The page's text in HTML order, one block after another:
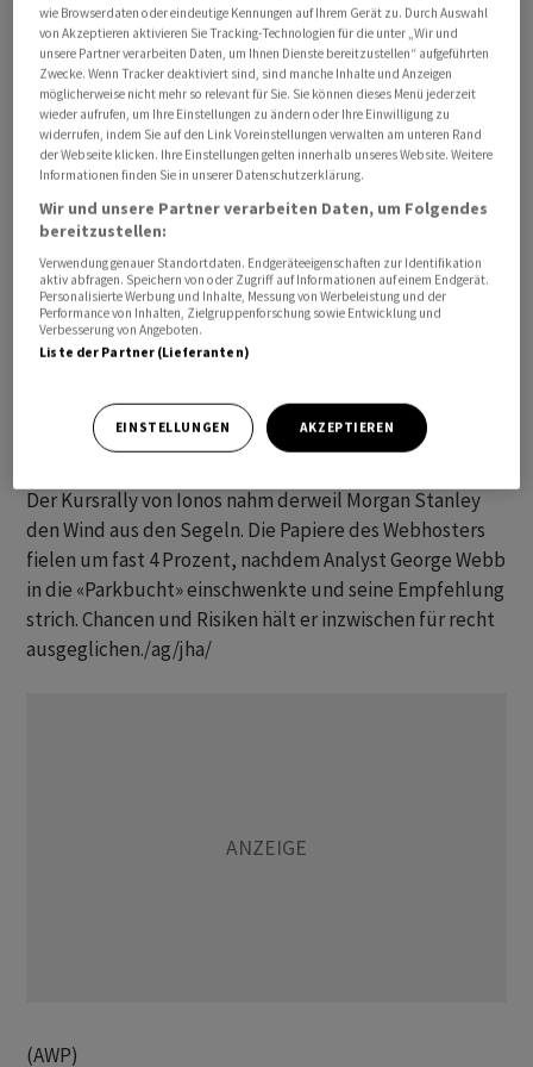
einen Höchststand erreicht hatte. Eine erste
Orientierungsmarke nach unten bietet das
Korrekturtief vom Freitag bei 18 515 Punkten.
Der MDax der mittelgrossen Werte kletterte am
Montagmorgen um 0,4 Prozent auf 27 230 Punkte. Für
den EuroStoxx 50 , das Leitbarometer der Eurozone,
ging es 0,1 Prozent aufwärts.
Unternehmensseitig war es sehr ruhig. An der Spitze des
Dax setzten Siemens Energy ihren Erholungskurs mit
einem neuen Höchststand seit 2021 fort. Im laufenden
verdoppelt und spielen auch damit die erste Geige im
Leitindex.
Der Kursrally von Ionos nahm derweil Morgan Stanley
den Wind aus den Segeln. Die Papiere des Webhosters
fielen um fast 4 Prozent, nachdem Analyst George Webb
in die «Parkbucht» einschwenkte und seine Empfehlung
strich. Chancen und Risiken hält er inzwischen für recht
ausgeglichen./ag/jha/
(AWP)
wie Browserdaten oder eindeutige Kennungen auf Ihrem Gerät zu. Durch Auswahl
von Akzeptieren aktivieren Sie Tracking-Technologien für die unter „Wir und
unsere Partner verarbeiten Daten, um Ihnen Dienste bereitzustellen“ aufgeführten
Zwecke. Wenn Tracker deaktiviert sind, sind manche Inhalte und Anzeigen
möglicherweise nicht mehr so relevant für Sie. Sie können dieses Menü jederzeit
wieder aufrufen, um Ihre Einstellungen zu ändern oder Ihre Einwilligung zu
widerrufen, indem Sie auf den Link Voreinstellungen verwalten am unteren Rand
der Webseite klicken. Ihre Einstellungen gelten innerhalb unseres Website. Weitere
Informationen finden Sie in unserer Datenschutzerklärung.
Wir und unsere Partner verarbeiten Daten, um Folgendes
bereitzustellen:
Verwendung genauer Standortdaten. Endgeräteeigenschaften zur Identifikation
aktiv abfragen. Speichern von oder Zugriff auf Informationen auf einem Endgerät.
Personalisierte Werbung und Inhalte, Messung von Werbeleistung und der
Performance von Inhalten, Zielgruppenforschung sowie Entwicklung und
Verbesserung von Angeboten.
Liste der Partner (Lieferanten)
EINSTELLUNGEN AKZEPTIEREN